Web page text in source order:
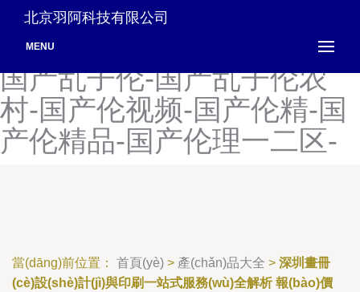
国产乱弄-国产乱区-国产乱
人伦AV频-国产乱真实合集-
国产乱子伦-国产乱子伦农
村-国产伦视频-国产伦精-国
产伦精品-国产伦理一二区-
北京羽阿科技有限公司
MENU
當(dāng)前位置： 首頁(yè) > 產(chǎn)品大全 > 深圳畫冊
(cè)設(shè)計(jì)與印刷一站式服務(wù)全解析 報(bào)價